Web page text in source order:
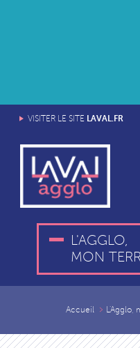
VISITER LE SITE LAVAL.FR
L'AGGLO,
MON
Accueil L'Agglo,